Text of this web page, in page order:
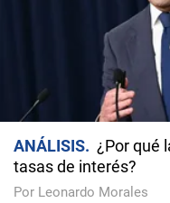
ANÁLISIS
¿Por qué
tasas de interés?
Por Leonardo Morales